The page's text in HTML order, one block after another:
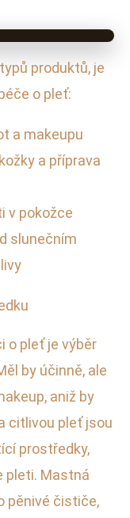
produktů, je
o pleť:
a makeupu
a příprava
v pokožce
slunečním
o pleť je výběr
by účinně, ale
aniž by
citlivou pleť jsou
prostředky,
pleti. Mastná
pěnivé čističe,